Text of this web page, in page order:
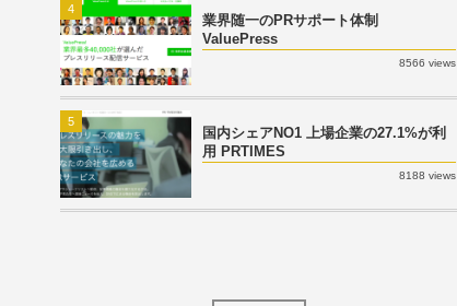
業界随一のPRサポート体制
ValuePress
8566 views
4
国内シェアNO1 上場企業の27.1%が利
用 PRTIMES
8188 views
5